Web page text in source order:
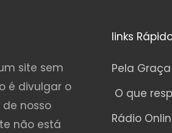
site sem
é divulgar o
nosso
não está
links
Pela Graça
O que
Rádio